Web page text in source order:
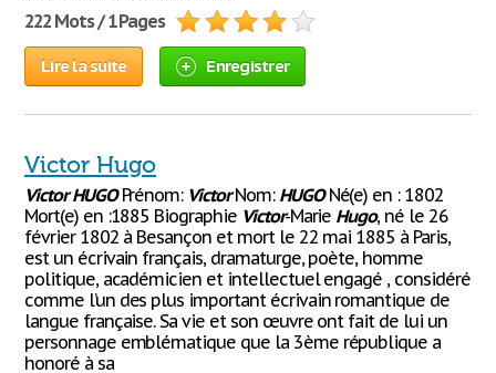
222 Mots / 1 Pages
Lire la suite Enregistrer
Victor Hugo
VictorHUGOPrénom: VictorNom: HUGONé(e) en : 1802
Mort(e) en :1885 Biographie Victor-Marie Hugo, né le 26
février 1802 à Besançon et mort le 22 mai 1885 à Paris,
est un écrivain français, dramaturge, poète, homme
politique, académicien et intellectuel engagé , considéré
comme l’un des plus important écrivain romantique de
langue française. Sa vie et son œuvre ont fait de lui un
personnage emblématique que la 3ème république a
honoré à sa